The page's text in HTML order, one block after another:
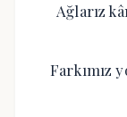
Ağlarız
Farkımız